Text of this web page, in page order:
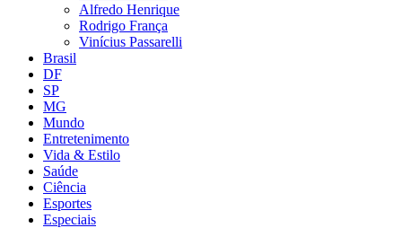
Alfredo Henrique
Rodrigo França
Vinícius Passarelli
Brasil
DF
SP
MG
Mundo
Entretenimento
Vida & Estilo
Saúde
Ciência
Esportes
Especiais